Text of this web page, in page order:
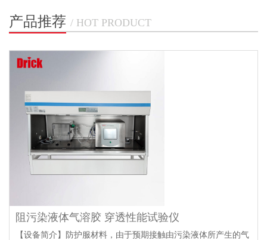
产品推荐 / HOT PRODUCT
阻污染液体气溶胶 穿透性能试验仪
【设备简介】防护服材料，由于预期接触由污染液体所产生的气